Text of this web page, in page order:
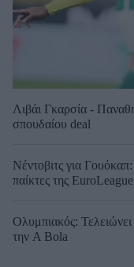
Λιβάι Γκαρσία -
σπουδαίου deal
Νέντοβιτς για
παίκτες της
Ολυμπιακός:
την A Bola